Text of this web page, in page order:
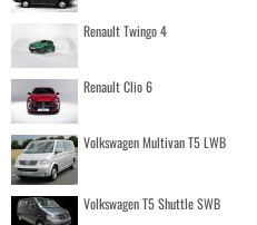
Renault Twingo 4
Renault Clio 6
Volkswagen Multivan T5 LWB
Volkswagen T5 Shuttle SWB